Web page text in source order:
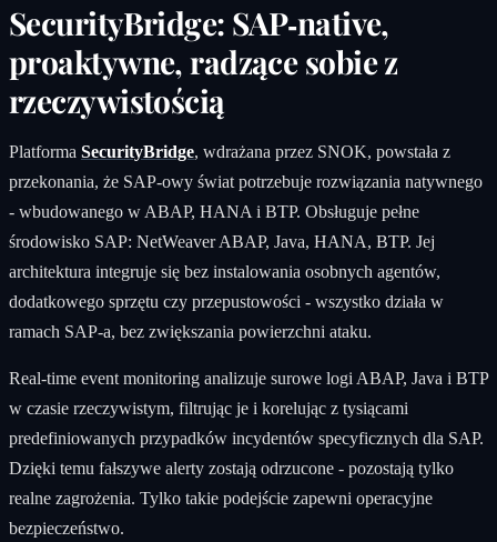
SecurityBridge: SAP‑native,
proaktywne, radzące sobie z
rzeczywistością
Platforma SecurityBridge, wdrażana przez SNOK, powstała z
przekonania, że SAP‑owy świat potrzebuje rozwiązania natywnego
- wbudowanego w ABAP, HANA i BTP. Obsługuje pełne
środowisko SAP: NetWeaver ABAP, Java, HANA, BTP. Jej
architektura integruje się bez instalowania osobnych agentów,
dodatkowego sprzętu czy przepustowości - wszystko działa w
ramach SAP‑a, bez zwiększania powierzchni ataku.
Real‑time event monitoring analizuje surowe logi ABAP, Java i BTP
w czasie rzeczywistym, filtrując je i korelując z tysiącami
predefiniowanych przypadków incydentów specyficznych dla SAP.
Dzięki temu fałszywe alerty zostają odrzucone - pozostają tylko
realne zagrożenia. Tylko takie podejście zapewni operacyjne
bezpieczeństwo.